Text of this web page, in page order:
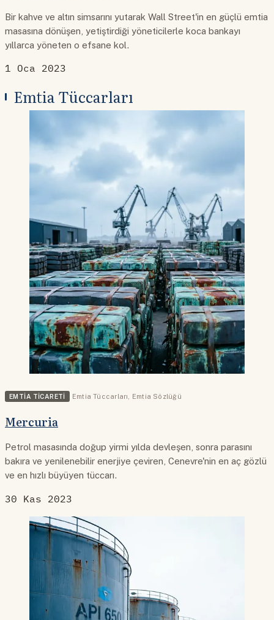
Bir kahve ve altın simsarını yutarak Wall Street'in en güçlü emtia
masasına dönüşen, yetiştirdiği yöneticilerle koca bankayı
yıllarca yöneten o efsane kol.
1 Oca 2023
Emtia Tüccarları
EMTIA TICARETI Emtia Tüccarları Emtia Sözlüğü
Mercuria
Petrol masasında doğup yirmi yılda devleşen, sonra parasını
bakıra ve yenilenebilir enerjiye çeviren, Cenevre'nin en aç gözlü
ve en hızlı büyüyen tüccarı.
30 Kas 2023